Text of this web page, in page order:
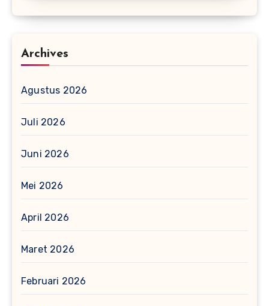
Archives
Agustus 2026
Juli 2026
Juni 2026
Mei 2026
April 2026
Maret 2026
Februari 2026